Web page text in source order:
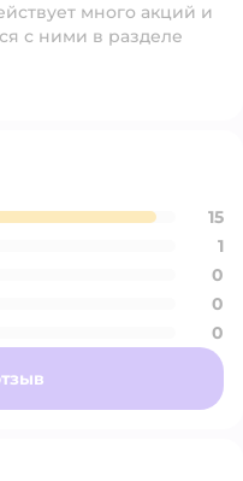
много акций и
с ними в разделе
15
1
0
0
0